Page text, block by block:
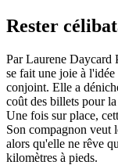
Rester
Par Laurene Daycard
se fait une joie à
conjoint. Elle a
coût des billets pour
Une fois sur place,
Son compagnon veut
alors qu'elle ne rêve
kilomètres à pieds.